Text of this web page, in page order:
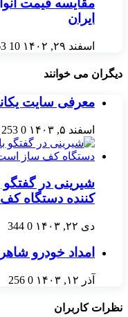
مقایسه قیمت
ایران
اسفند ۲۹, ۱۴۰۲ 10
دیگران می خوانند
معرفی سایت
اسفند ۵, ۱۴۰۳ 0
253
شیرینی در گفتگو
کننده دستگاه
دی ۲۲, ۱۴۰۳ 0
344
امداد خودرو
آذر ۱۲, ۱۴۰۳ 0
256
نظرات کاربران